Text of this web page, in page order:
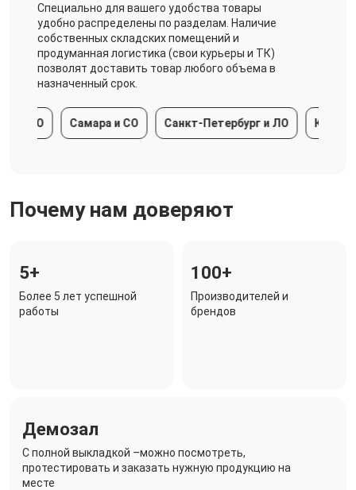
Специально для вашего удобства товары
удобно распределены по разделам. Наличие
собственных складских помещений и
продуманная логистика (свои курьеры и ТК)
позволят доставить товар любого объема в
назначенный срок.
Самара и СО Санкт-Петербург и ЛО
Почему нам доверяют
5+
Более 5 лет успешной
работы
100+
Производителей и
брендов
Демозал
C полной выкладкой –можно посмотреть,
протестировать и заказать нужную продукцию на
месте